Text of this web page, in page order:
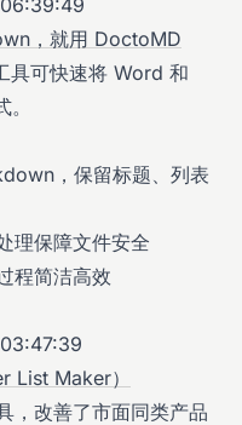
，就用 DoctoMD
具可快速将 Word 和
，保留标题、列表
理保障文件安全
程简洁高效
List Maker）
，改善了市面同类产品